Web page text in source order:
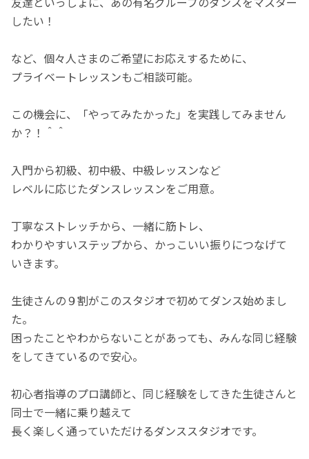
したい！
など、個々人さまのご希望にお応えするために、
プライベートレッスンもご相談可能。
この機会に、「やってみたかった」を実践してみません
か？！＾＾
入門から初級、初中級、中級レッスンなど
レベルに応じたダンスレッスンをご用意。
丁寧なストレッチから、一緒に筋トレ、
わかりやすいステップから、かっこいい振りにつなげて
いきます。
生徒さんの９割がこのスタジオで初めてダンス始めまし
た。
困ったことやわからないことがあっても、みんな同じ経験
をしてきているので安心。
初心者指導のプロ講師と、同じ経験をしてきた生徒さんと
同士で一緒に乗り越えて
長く楽しく通っていただけるダンススタジオです。